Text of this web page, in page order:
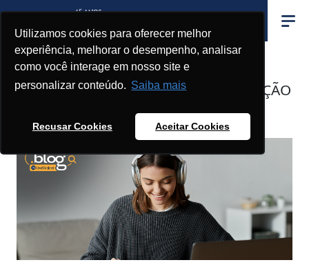
Utilizamos cookies para oferecer melhor
experiência, melhorar o desempenho, analisar
como você interage em nosso site e
personalizar conteúdo. Saiba mais
Recusar Cookies Aceitar Cookies
DIA NACIONAL DA EDUCAÇÃO A
DISTÂNCIA: CELEBRANDO A REVOLUÇÃO